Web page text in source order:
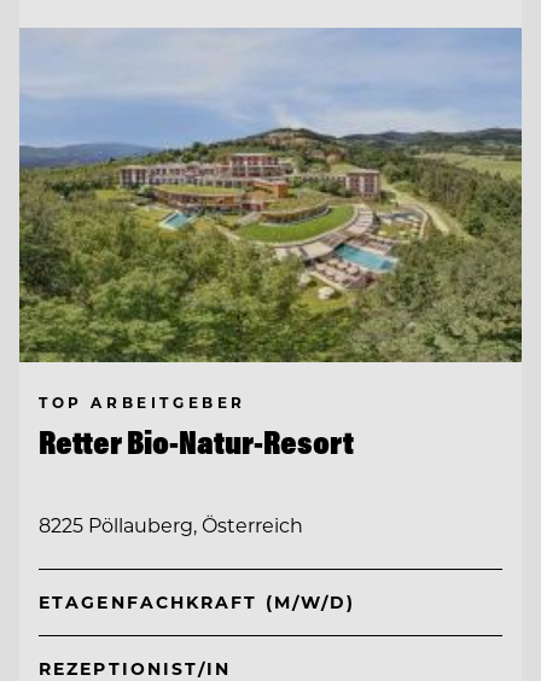
TOP ARBEITGEBER
Retter Bio-Natur-Resort
8225 Pöllauberg, Österreich
ETAGENFACHKRAFT (M/W/D)
REZEPTIONIST/IN